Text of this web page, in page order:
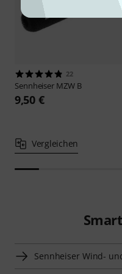
22
Sennheiser MZW B
9,50 €
Vergleichen
Sennheiser Wind-